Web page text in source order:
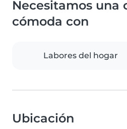
Necesitamos una
cómoda con
Labores del hogar
Ubicación